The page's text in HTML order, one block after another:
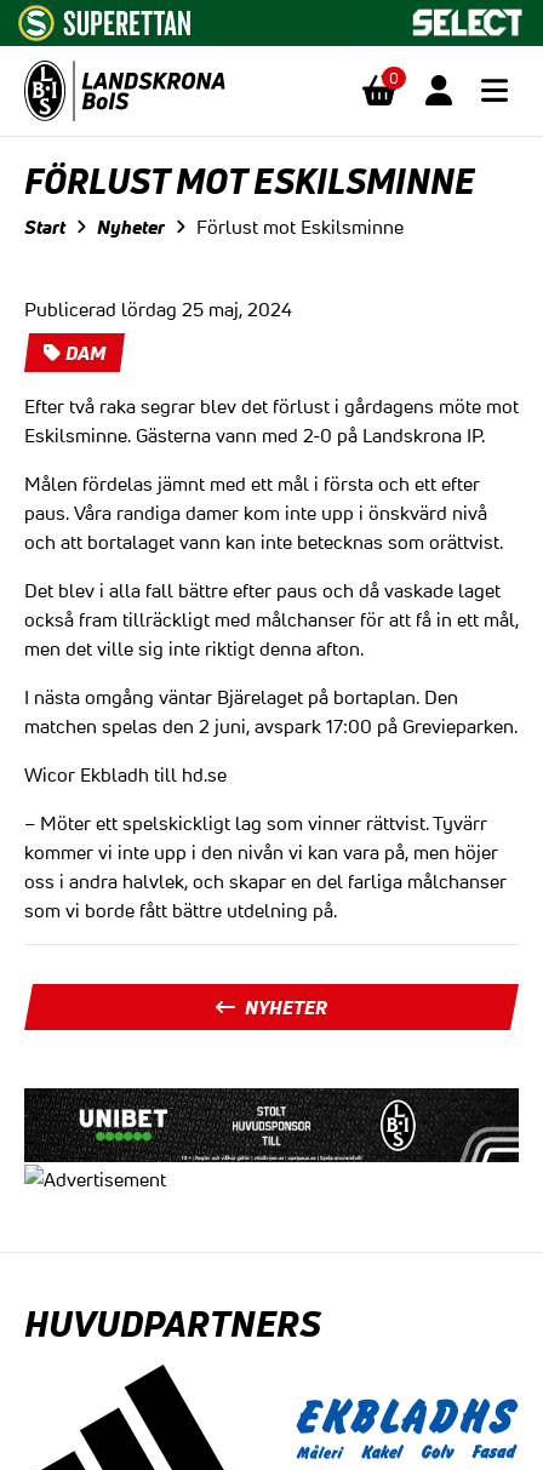
0
FÖRLUST MOT ESKILSMINNE
Start Nyheter Förlust mot Eskilsminne
Publicerad lördag 25 maj, 2024
DAM
Efter två raka segrar blev det förlust i gårdagens möte mot
Eskilsminne. Gästerna vann med 2-0 på Landskrona IP.
Målen fördelas jämnt med ett mål i första och ett efter
paus. Våra randiga damer kom inte upp i önskvärd nivå
och att bortalaget vann kan inte betecknas som orättvist.
Det blev i alla fall bättre efter paus och då vaskade laget
också fram tillräckligt med målchanser för att få in ett mål,
men det ville sig inte riktigt denna afton.
I nästa omgång väntar Bjärelaget på bortaplan. Den
matchen spelas den 2 juni, avspark 17:00 på Grevieparken.
Wicor Ekbladh till hd.se
– Möter ett spelskickligt lag som vinner rättvist. Tyvärr
kommer vi inte upp i den nivån vi kan vara på, men höjer
oss i andra halvlek, och skapar en del farliga målchanser
som vi borde fått bättre utdelning på.
NYHETER
HUVUDPARTNERS